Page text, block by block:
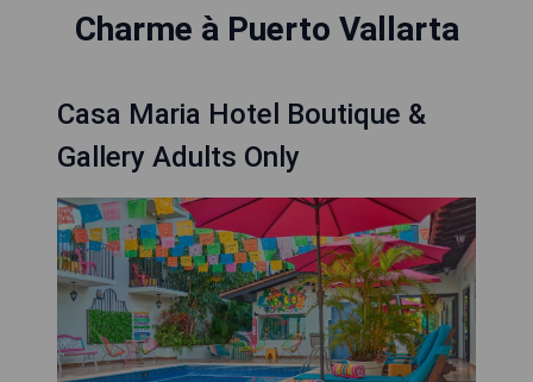
Charme à Puerto Vallarta
Casa Maria Hotel Boutique &
Gallery Adults Only